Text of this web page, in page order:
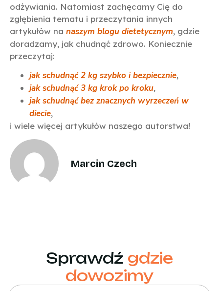
odżywiania. Natomiast zachęcamy Cię do
zgłębienia tematu i przeczytania innych
artykułów na naszym blogu dietetycznym, gdzie
doradzamy, jak chudnąć zdrowo. Koniecznie
przeczytaj:
jak schudnąć 2 kg szybko i bezpiecznie,
jak schudnąć 3 kg krok po kroku,
jak schudnąć bez znacznych wyrzeczeń w
diecie,
i wiele więcej artykułów naszego autorstwa!
Marcin Czech
Sprawdź gdzie
dowozimy